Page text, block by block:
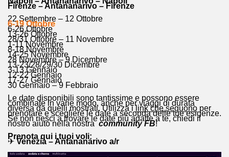
Firenze – Antananarivo – Firenze
22 Settembre – 12 Ottobre
6-19 Ottobre
6-26 Ottobre
13-26 Ottobre
28/31 Ottobre – 11 Novembre
1-11 Novembre
8-18 Novembre
14-25 Novembre
28 Novembre – 9 Dicembre
13-23/28/29/30 Dicembre
3-13 Gennaio
12-22 Gennaio
17-27 Gennaio
30 Gennaio – 9 Febbraio
Le date disponibili sono tantissime e possono essere
combinate in varie modo, anche per viaggi di durata
diversa da quelli mostrati. Utilizza ilink che seguono per
prenotare e scegliere le date a seconda delle tue esigenze.
Se non riesci a trovare le date più adatte a te, chiedi il
nostro aiuto nella nostracommunity FB!
Prenota qui i tuoi voli:
✈Venezia – Antananarivo a/r